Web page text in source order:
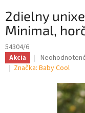
2dielny
Minimal,
54304/6
Akcia
Priemerné
hodnotenie
Značka: Baby Cool